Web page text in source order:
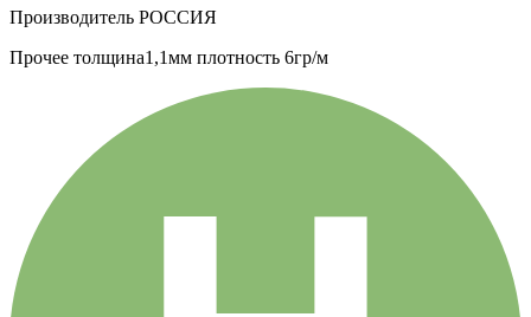
Производитель РОССИЯ
Прочее толщина1,1мм плотность 6гр/м